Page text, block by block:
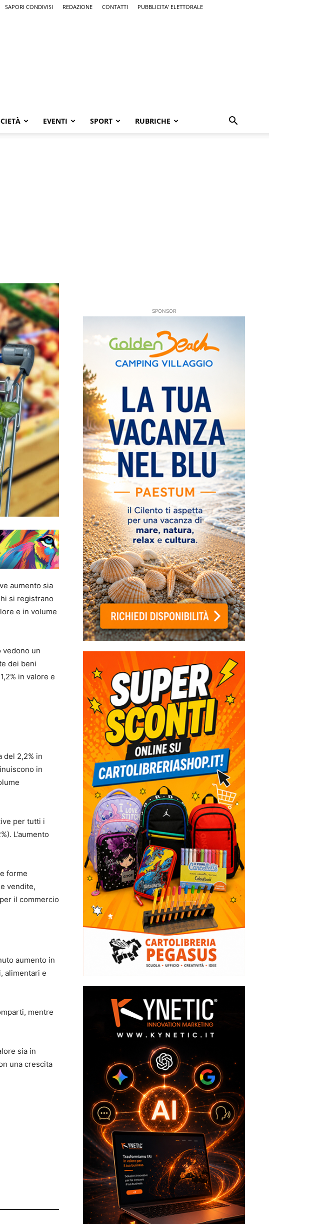
SAPORI CONDIVISI REDAZIONE CONTATTI PUBBLICITA’ ELETTORALE
EVENTI SPORT RUBRICHE
aumento sia
si registrano
e in volume
vedono un
dei beni
in valore e
del 2,2% in
in
per tutti i
L’aumento
forme
vendite,
il commercio
aumento in
alimentari e
mentre
sia in
una crescita
SPONSOR